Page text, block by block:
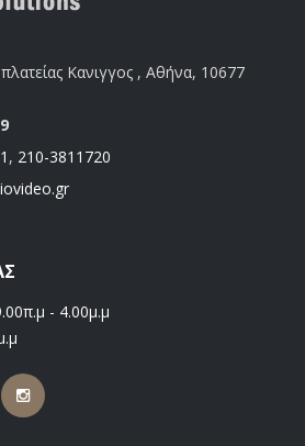
Κανιγγος , Αθήνα, 10677
, 210-3811720
- 4.00μ.μ